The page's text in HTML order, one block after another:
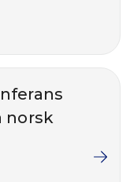
norsk